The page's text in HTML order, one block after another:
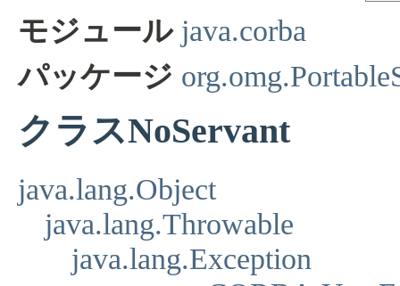
モジュール java.corba
パッケージ
クラスNoServant
java.lang.Object
java.lang.Throwable
java.lang.Exception